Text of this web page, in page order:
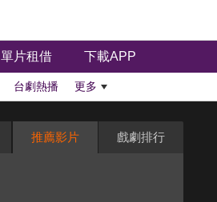
單片租借 下載APP
台劇熱播 更多
推薦影片 戲劇排行